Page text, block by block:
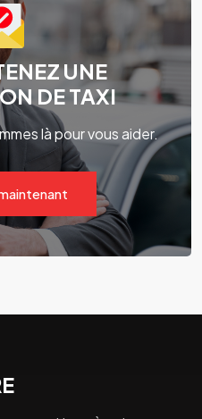
UNE
DE TAXI
là pour vous aider.